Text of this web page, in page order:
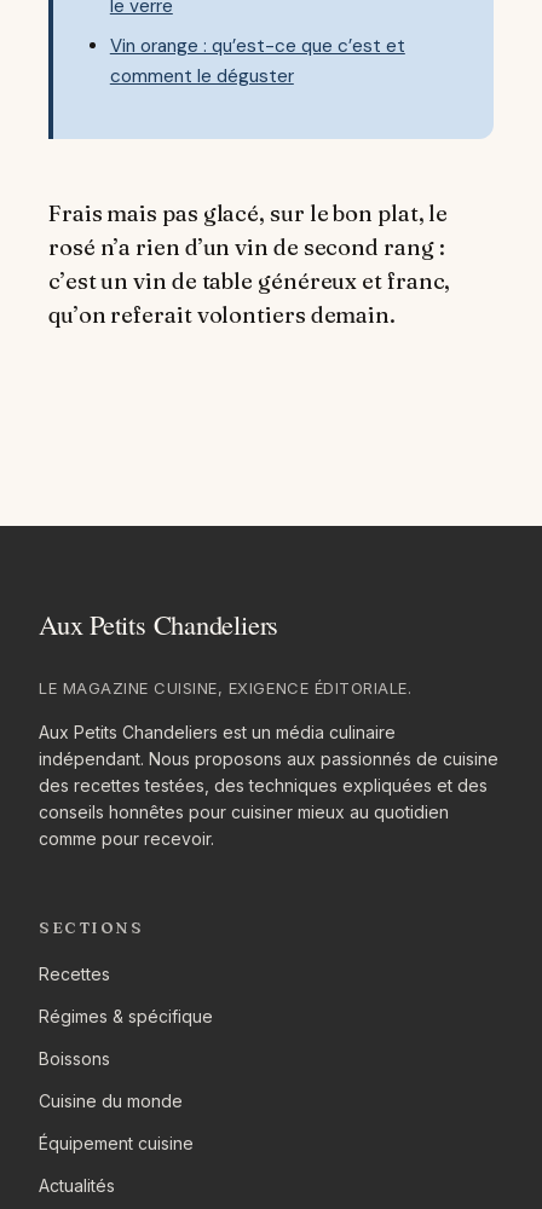
le verre
Vin orange : qu’est-ce que c’est et
comment le déguster
Frais mais pas glacé, sur le bon plat, le
rosé n’a rien d’un vin de second rang :
c’est un vin de table généreux et franc,
qu’on referait volontiers demain.
LE MAGAZINE CUISINE, EXIGENCE ÉDITORIALE.
Aux Petits Chandeliers est un média culinaire
indépendant. Nous proposons aux passionnés de cuisine
des recettes testées, des techniques expliquées et des
conseils honnêtes pour cuisiner mieux au quotidien
comme pour recevoir.
SECTIONS
Recettes
Régimes & spécifique
Boissons
Cuisine du monde
Équipement cuisine
Actualités